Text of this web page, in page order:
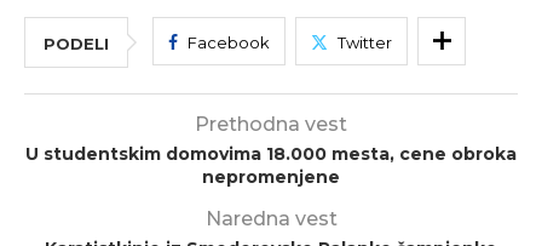
PODELI Facebook Twitter
Prethodna vest
U studentskim domovima 18.000 mesta, cene obroka
nepromenjene
Naredna vest